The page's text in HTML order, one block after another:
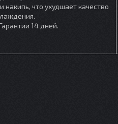
накипь, что ухудшает качество
14 дней.